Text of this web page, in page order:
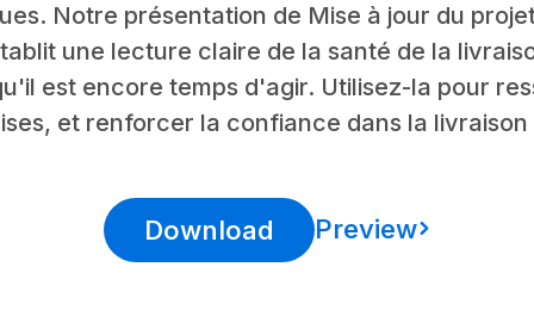
Notre présentation de Mise à jour du
une lecture claire de la santé de la
est encore temps d'agir. Utilisez-la pour
et renforcer la confiance dans la
Download Preview